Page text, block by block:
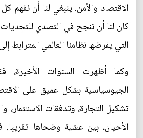
الاقتصاد والأمن. ينبغي لنا أن نفهم
كان لنا أن ننجح في التصدي للتحديات
التي يفرضها نظامنا العالمي المترابط
وكما أظهرت السنوات الأخيرة،
الجيوسياسية بشكل عميق على
تشكيل التجارة، وتدفقات
الأحيان، بين عشية وضحاها